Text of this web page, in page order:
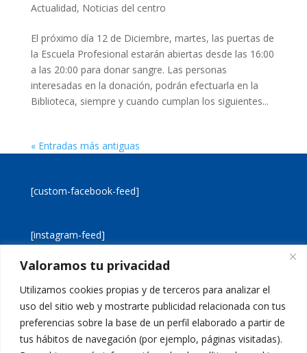
Valoramos tu privacidad
Utilizamos cookies propias y de terceros para analizar el
uso del sitio web y mostrarte publicidad relacionada con tus
preferencias sobre la base de un perfil elaborado a partir de
tus hábitos de navegación (por ejemplo, páginas visitadas).
Actualidad, Noticias del centro
El próximo día 12 de Diciembre, martes, las puertas de
la Escuela Profesional estarán abiertas desde las 16:00
a las 20:00 para donar sangre. Las personas
interesadas en la donación, podrán efectuarla en la
Biblioteca, siempre y cuando cumplan los siguientes...
« Entradas más antiguas
[custom-facebook-feed]
[instagram-feed]